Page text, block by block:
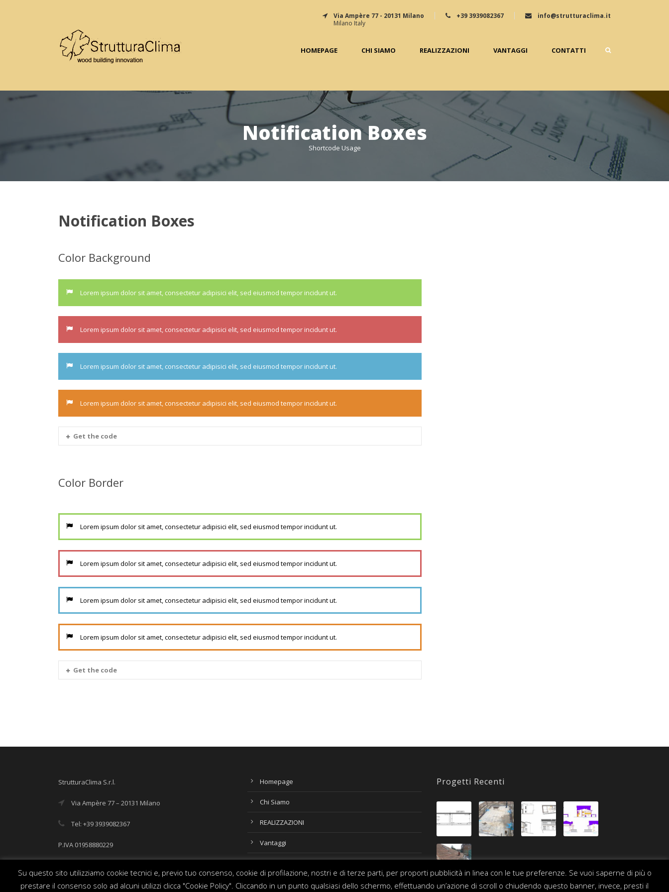
Via Ampère 77 - 20131 Milano
Milano Italy
+39 3939082367 info@strutturaclima.it
HOMEPAGE CHI SIAMO REALIZZAZIONI VANTAGGI CONTATTI
Notification Boxes
Shortcode Usage
Notification Boxes
Color Background
Lorem ipsum dolor sit amet, consectetur adipisici elit, sed eiusmod tempor incidunt ut.
Lorem ipsum dolor sit amet, consectetur adipisici elit, sed eiusmod tempor incidunt ut.
Lorem ipsum dolor sit amet, consectetur adipisici elit, sed eiusmod tempor incidunt ut.
Lorem ipsum dolor sit amet, consectetur adipisici elit, sed eiusmod tempor incidunt ut.
Get the code
Color Border
Lorem ipsum dolor sit amet, consectetur adipisici elit, sed eiusmod tempor incidunt ut.
Lorem ipsum dolor sit amet, consectetur adipisici elit, sed eiusmod tempor incidunt ut.
Lorem ipsum dolor sit amet, consectetur adipisici elit, sed eiusmod tempor incidunt ut.
Lorem ipsum dolor sit amet, consectetur adipisici elit, sed eiusmod tempor incidunt ut.
Get the code
StrutturaClima S.r.l.
Via Ampère 77 – 20131 Milano
Tel: +39 3939082367
P.IVA 01958880229
Homepage
Chi Siamo
REALIZZAZIONI
Vantaggi
Progetti Recenti
Su questo sito utilizziamo cookie tecnici e, previo tuo consenso, cookie di profilazione, nostri e di terze parti, per proporti pubblicità in linea con le tue preferenze. Se vuoi saperne di più o
prestare il consenso solo ad alcuni utilizzi clicca "Cookie Policy". Cliccando in un punto qualsiasi dello schermo, effettuando un’azione di scroll o chiudendo questo banner, invece, presti il